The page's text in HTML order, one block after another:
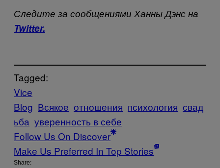
Следите за сообщениями Ханны Дэнс на
Twitter.
Tagged:
Vice
Blog Всякое отношения психология свад
ьба уверенность в себе
Follow Us On Discover
Make Us Preferred In Top Stories
Share: